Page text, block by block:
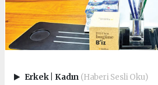
Erkek Kadın (Haberi Sesli Oku)